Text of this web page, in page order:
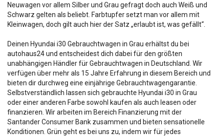
Neuwagen vor allem Silber und Grau gefragt doch auch Weiß und
Schwarz gelten als beliebt. Farbtupfer setzt man vor allem mit
Kleinwagen, doch gilt auch hier der Satz „erlaubt ist, was gefällt“.
Deinen Hyundai i30 Gebrauchtwagen in Grau erhältst du bei
autohaus24 und entscheidest dich dabei für den größten
unabhängigen Händler für Gebrauchtwagen in Deutschland. Wir
verfügen über mehr als 15 Jahre Erfahrung in diesem Bereich und
bieten dir durchweg eine einjährige Gebrauchtwagengarantie.
Selbstverständlich lassen sich gebrauchte Hyundai i30 in Grau
oder einer anderen Farbe sowohl kaufen als auch leasen oder
finanzieren. Wir arbeiten im Bereich Finanzierung mit der
Santander Consumer Bank zusammen und bieten sensationelle
Konditionen. Grün geht es bei uns zu, indem wir für jedes